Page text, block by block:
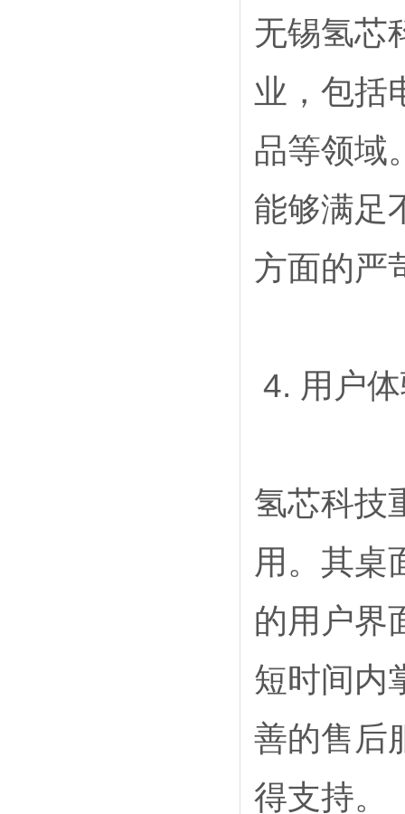
无锡氢芯
业，包括
品等领域
能够满足
方面的严
4. 用户
氢芯科技
用。其桌
的用户界
短时间内
善的售后
得支持。